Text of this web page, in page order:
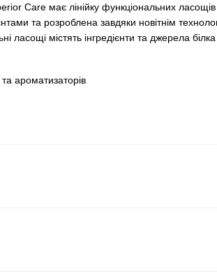
Care має лінійку функціональних
та розроблена завдяки новітнім
ласощі містять інгредієнти та джерела
ароматизаторів